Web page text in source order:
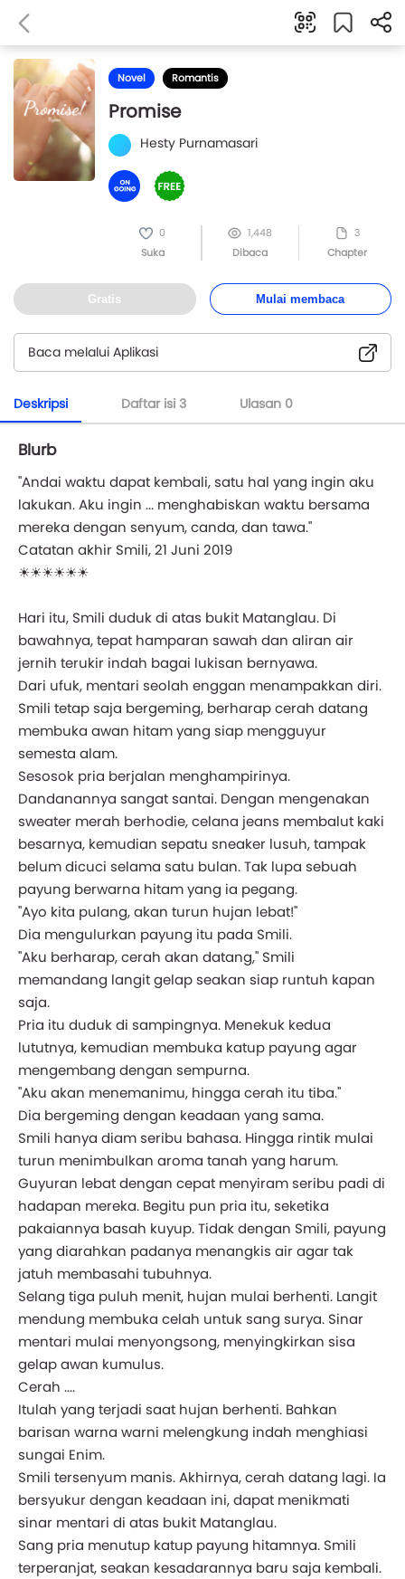
Novel Romantis
Promise
Hesty Purnamasari
0
Suka
1,448
Dibaca
3
Chapter
Gratis Mulai membaca
Baca melalui Aplikasi
Deskripsi Daftar isi 3 Ulasan 0
Blurb
"Andai waktu dapat kembali, satu hal yang ingin aku
lakukan. Aku ingin ... menghabiskan waktu bersama
mereka dengan senyum, canda, dan tawa."
Catatan akhir Smili, 21 Juni 2019
☀☀☀☀☀☀
Hari itu, Smili duduk di atas bukit Matanglau. Di
bawahnya, tepat hamparan sawah dan aliran air
jernih terukir indah bagai lukisan bernyawa.
Dari ufuk, mentari seolah enggan menampakkan diri.
Smili tetap saja bergeming, berharap cerah datang
membuka awan hitam yang siap mengguyur
semesta alam.
Sesosok pria berjalan menghampirinya.
Dandanannya sangat santai. Dengan mengenakan
sweater merah berhodie, celana jeans membalut kaki
besarnya, kemudian sepatu sneaker lusuh, tampak
belum dicuci selama satu bulan. Tak lupa sebuah
payung berwarna hitam yang ia pegang.
"Ayo kita pulang, akan turun hujan lebat!"
Dia mengulurkan payung itu pada Smili.
"Aku berharap, cerah akan datang," Smili
memandang langit gelap seakan siap runtuh kapan
saja.
Pria itu duduk di sampingnya. Menekuk kedua
lututnya, kemudian membuka katup payung agar
mengembang dengan sempurna.
"Aku akan menemanimu, hingga cerah itu tiba."
Dia bergeming dengan keadaan yang sama.
Smili hanya diam seribu bahasa. Hingga rintik mulai
turun menimbulkan aroma tanah yang harum.
Guyuran lebat dengan cepat menyiram seribu padi di
hadapan mereka. Begitu pun pria itu, seketika
pakaiannya basah kuyup. Tidak dengan Smili, payung
yang diarahkan padanya menangkis air agar tak
jatuh membasahi tubuhnya.
Selang tiga puluh menit, hujan mulai berhenti. Langit
mendung membuka celah untuk sang surya. Sinar
mentari mulai menyongsong, menyingkirkan sisa
gelap awan kumulus.
Cerah ....
Itulah yang terjadi saat hujan berhenti. Bahkan
barisan warna warni melengkung indah menghiasi
sungai Enim.
Smili tersenyum manis. Akhirnya, cerah datang lagi. Ia
bersyukur dengan keadaan ini, dapat menikmati
sinar mentari di atas bukit Matanglau.
Sang pria menutup katup payung hitamnya. Smili
terperanjat, seakan kesadarannya baru saja kembali.